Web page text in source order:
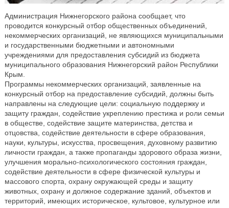
Администрация Нижнегорского района сообщает, что
проводится конкурсный отбор общественных объединений,
некоммерческих организаций, не являющихся муниципальными
и государственными бюджетными и автономными
учреждениями для предоставления субсидий из бюджета
муниципального образования Нижнегорский район Республики
Крым.
Программы некоммерческих организаций, заявленные на
конкурсный отбор на предоставление субсидий, должны быть
направлены на следующие цели: социальную поддержку и
защиту граждан, содействие укреплению престижа и роли семьи
в обществе, содействие защите материнства, детства и
отцовства, содействие деятельности в сфере образования,
науки, культуры, искусства, просвещения, духовному развитию
личности граждан, а также пропаганды здорового образа жизни,
улучшения морально-психологического состояния граждан,
содействие деятельности в сфере физической культуры и
массового спорта, охрану окружающей среды и защиту
животных, охрану и должное содержание зданий, объектов и
территорий, имеющих историческое, культовое, культурное или